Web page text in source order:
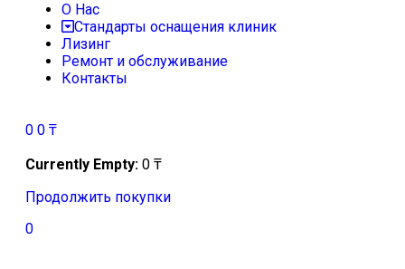
О Нас
Стандарты оснащения клиник
Лизинг
Ремонт и обслуживание
Контакты
0 0 ₸
Currently Empty: 0 ₸
Продолжить покупки
0